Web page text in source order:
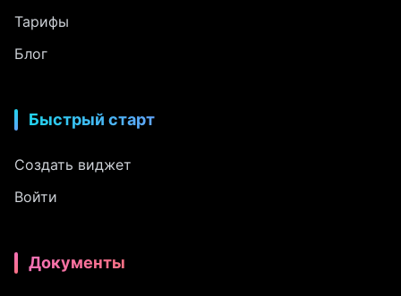
Тарифы
Блог
Быстрый старт
Создать виджет
Войти
Документы